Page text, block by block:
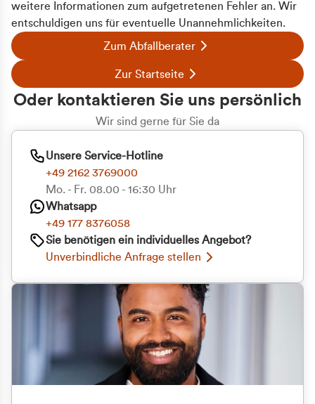
weitere Informationen zum aufgetretenen Fehler an. Wir
entschuldigen uns für eventuelle Unannehmlichkeiten.
Zum Abfallberater
Zur Startseite
Oder kontaktieren Sie uns persönlich
Wir sind gerne für Sie da
Unsere Service-Hotline
+49 2162 3769000
Mo. - Fr. 08.00 - 16:30 Uhr
Whatsapp
+49 177 8376058
Sie benötigen ein individuelles Angebot?
Unverbindliche Anfrage stellen